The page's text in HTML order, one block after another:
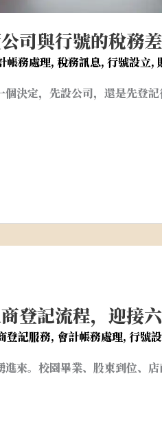
司與行號的稅務
帳務處理, 稅務訊息, 行號設立,
決定，先設公司，還是先登
登記流程，迎接
登記服務, 會計帳務處理, 行號
來。校園畢業、股東到位、